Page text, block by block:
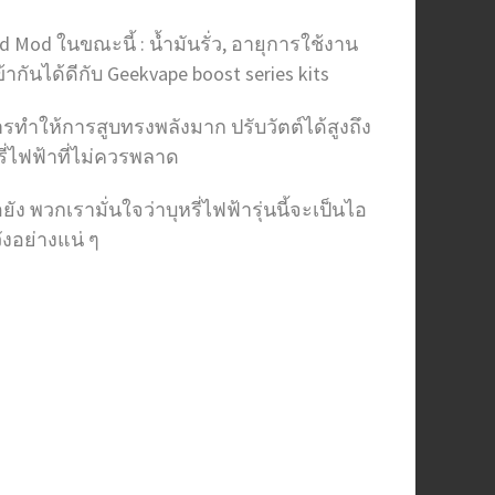
Mod ในขณะนี้ : น้ำมันรั่ว, อายุการใช้งาน
นได้ดีกับ Geekvape boost series kits
ทำให้การสูบทรงพลังมาก ปรับวัตต์ได้สูงถึง
รี่ไฟฟ้าที่ไม่ควรพลาด
ง พวกเรามั่นใจว่าบุหรี่ไฟฟ้ารุ่นนี้จะเป็นไอ
อย่างแน่ ๆ